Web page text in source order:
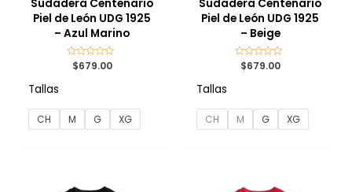
Sudadera Centenario
Piel de León UDG 1925
– Azul Marino
Valorado
con
$679.00
Tallas
CH M G XG
Sudadera Centenario
Piel de León UDG 1925
– Beige
Valorado
con
$679.00
Tallas
CH M G XG